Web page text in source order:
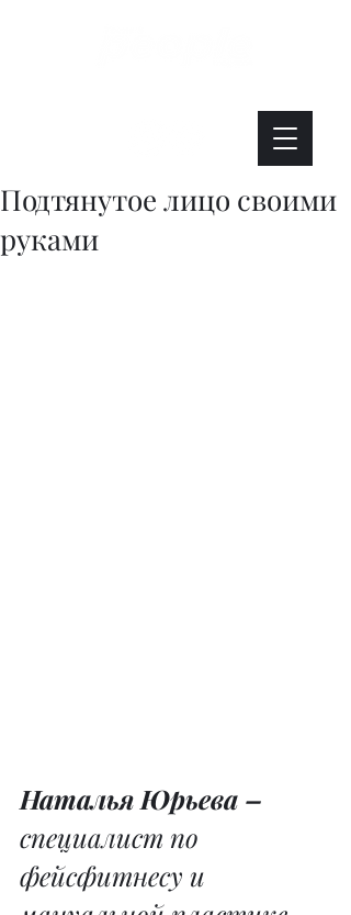
Подтянутое лицо своими
руками
Наталья Юрьева –
специалист по
фейсфитнесу и